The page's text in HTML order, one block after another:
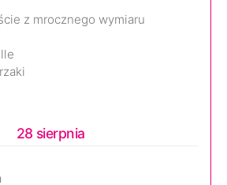
z mrocznego wymiaru
28 sierpnia